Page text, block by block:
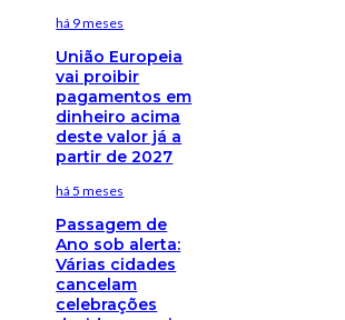
há 9 meses
União Europeia
vai proibir
pagamentos em
dinheiro acima
deste valor já a
partir de 2027
há 5 meses
Passagem de
Ano sob alerta:
Várias cidades
cancelam
celebrações